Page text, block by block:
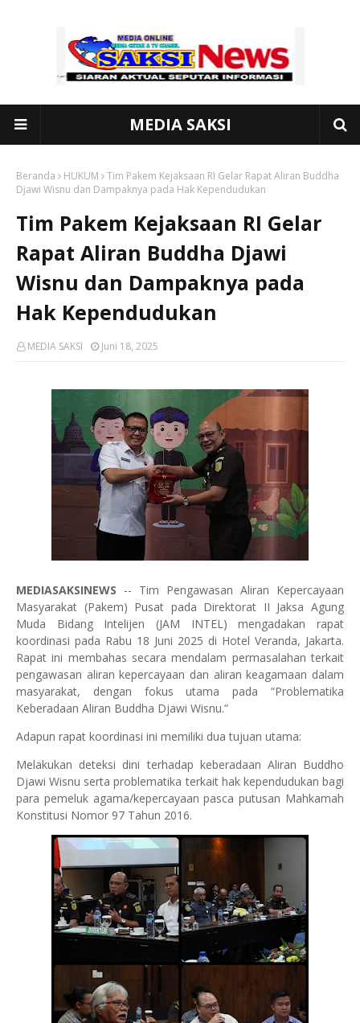
MEDIA SAKSI
Beranda HUKUM
Tim Pakem Kejaksaan RI Gelar Rapat Aliran Buddha
Djawi Wisnu dan Dampaknya pada Hak Kependudukan
Tim Pakem Kejaksaan RI Gelar
Rapat Aliran Buddha Djawi
Wisnu dan Dampaknya pada
Hak Kependudukan
MEDIA SAKSI Juni 18, 2025
MEDIASAKSINEWS -- Tim Pengawasan Aliran Kepercayaan
Masyarakat (Pakem) Pusat pada Direktorat II Jaksa Agung
Muda Bidang Intelijen (JAM INTEL) mengadakan rapat
koordinasi pada Rabu 18 Juni 2025 di Hotel Veranda, Jakarta.
Rapat ini membahas secara mendalam permasalahan terkait
pengawasan aliran kepercayaan dan aliran keagamaan dalam
masyarakat, dengan fokus utama pada “Problematika
Keberadaan Aliran Buddha Djawi Wisnu.”
Adapun rapat koordinasi ini memiliki dua tujuan utama:
Melakukan deteksi dini terhadap keberadaan Aliran Buddho
Djawi Wisnu serta problematika terkait hak kependudukan bagi
para pemeluk agama/kepercayaan pasca putusan Mahkamah
Konstitusi Nomor 97 Tahun 2016.